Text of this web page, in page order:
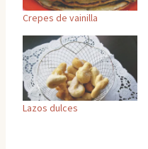
Crepes de vainilla
Lazos dulces